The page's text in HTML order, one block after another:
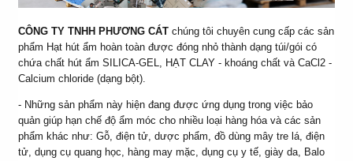
CÔNG TY TNHH PHƯƠNG CÁT chúng tôi chuyên cung cấp các sản
phẩm Hạt hút ẩm hoàn toàn được đóng nhỏ thành dạng túi/gói có
chứa chất hút ẩm SILICA-GEL, HẠT CLAY - khoáng chất và CaCl2 -
Calcium chloride (dạng bột).
- Những sản phẩm này hiện đang được ứng dụng trong việc bảo
quản giúp hạn chế độ ẩm móc cho nhiều loại hàng hóa và các sản
phẩm khác như: Gỗ, điện tử, dược phẩm, đồ dùng mây tre lá, điện
tử, dụng cụ quang học, hàng may mặc, dụng cụ y tế, giày da, Balo